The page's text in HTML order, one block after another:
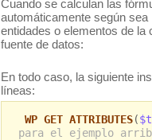
Cuando se calculan las
automáticamente según
entidades o elementos de la
fuente de datos:
En todo caso, la siguiente
líneas:
WP GET ATTRIBUTES(
para el ejemplo